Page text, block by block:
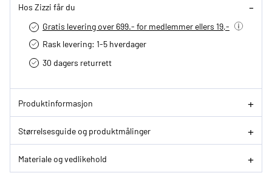
Hos Zizzi får du
Gratis levering over 699.- for medlemmer ellers 19,-
Rask levering: 1-5 hverdager
30 dagers returrett
Produktinformasjon
Størrelsesguide og produktmålinger
Materiale og vedlikehold